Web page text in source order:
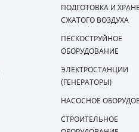
ПОДГОТОВКА И
СЖАТОГО ВОЗДУХА
ПЕСКОСТРУЙНОЕ
ОБОРУДОВАНИЕ
ЭЛЕКТРОСТАНЦИИ
(ГЕНЕРАТОРЫ)
НАСОСНОЕ
СТРОИТЕЛЬНОЕ